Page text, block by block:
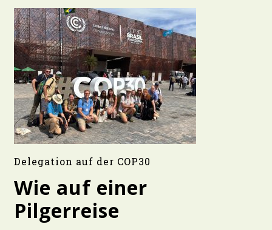
Delegation auf der COP30
Wie auf einer
Pilgerreise